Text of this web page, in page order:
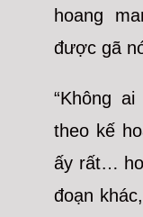
hoang
được gã
“Không
theo kế
ấy rất…
đoạn